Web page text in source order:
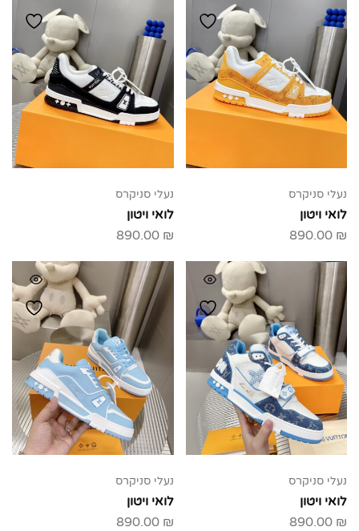
נעלי סניקרס
לואי ויטון
890.00 ₪
נעלי סניקרס
לואי ויטון
890.00 ₪
נעלי סניקרס
לואי ויטון
890.00 ₪
נעלי סניקרס
לואי ויטון
890.00 ₪